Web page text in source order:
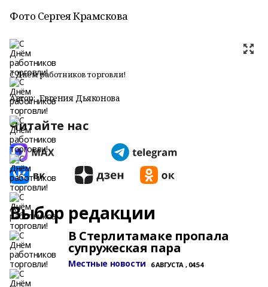
Фото Сергея Крамскова
С Днём работников торговли!
Автор: Евгения Дьяконова
Читайте нас
Выбор редакции
В Стерлитамаке пропала
супружеская пара
Местные новости 6 АВГУСТА , 04:54